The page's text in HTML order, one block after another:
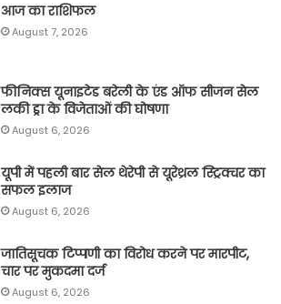
आज का राशिफल
August 7, 2026
फीनिक्स यूनाइटेड बरेली के एंड ऑफ सीजन सेल
लकी ड्रा के विजेताओं की घोषणा
August 6, 2026
यूपी में पहली बार सेल थेरेपी से यूरेथ्रल स्ट्रिक्चर का
सफल इलाज
August 6, 2026
जातिसूचक टिप्पणी का विरोध करने पर मारपीट,
चार पर मुकदमा दर्ज
August 6, 2026